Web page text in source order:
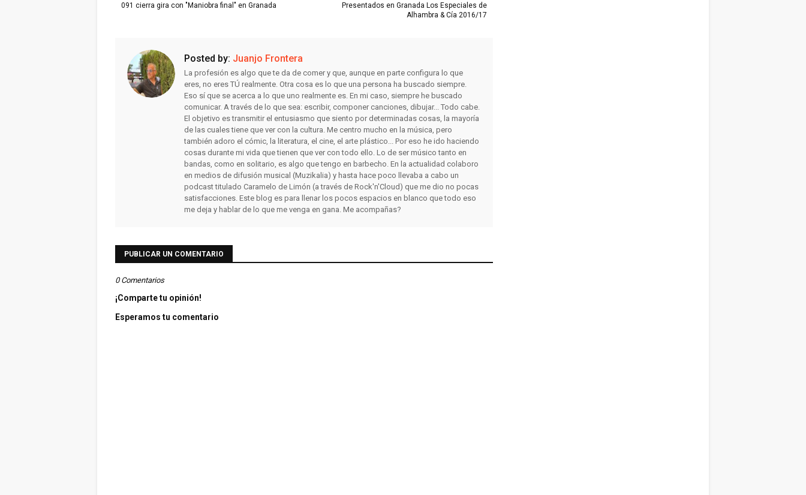
Presentados en Granada Los Especiales de
Alhambra & Cía 2016/17
091 cierra gira con "Maniobra final" en Granada
Posted by: Juanjo Frontera
La profesión es algo que te da de comer y que, aunque en parte configura lo que
eres, no eres TÚ realmente. Otra cosa es lo que una persona ha buscado siempre.
Eso sí que se acerca a lo que uno realmente es. En mi caso, siempre he buscado
comunicar. A través de lo que sea: escribir, componer canciones, dibujar... Todo cabe.
El objetivo es transmitir el entusiasmo que siento por determinadas cosas, la mayoría
de las cuales tiene que ver con la cultura. Me centro mucho en la música, pero
también adoro el cómic, la literatura, el cine, el arte plástico... Por eso he ido haciendo
cosas durante mi vida que tienen que ver con todo ello. Lo de ser músico tanto en
bandas, como en solitario, es algo que tengo en barbecho. En la actualidad colaboro
en medios de difusión musical (Muzikalia) y hasta hace poco llevaba a cabo un
podcast titulado Caramelo de Limón (a través de Rock'n'Cloud) que me dio no pocas
satisfacciones. Este blog es para llenar los pocos espacios en blanco que todo eso
me deja y hablar de lo que me venga en gana. Me acompañas?
PUBLICAR UN COMENTARIO
0 Comentarios
¡Comparte tu opinión!
Esperamos tu comentario